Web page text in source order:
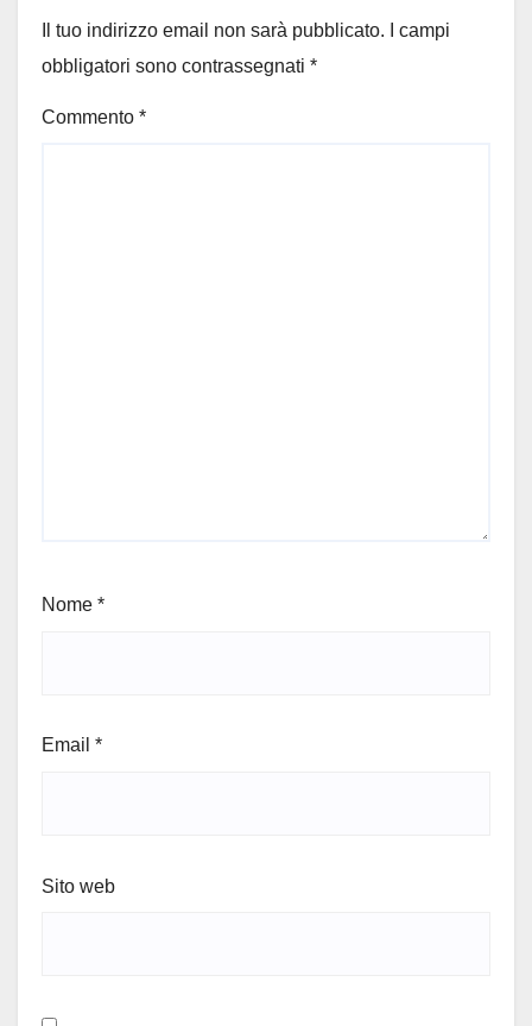
Il tuo indirizzo email non sarà pubblicato.
I campi
obbligatori sono contrassegnati *
Commento *
Nome *
Email *
Sito web